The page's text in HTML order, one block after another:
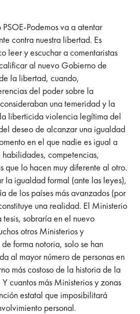
Podemos va a atentar
contra nuestra libertad. Es
leer y escuchar a comentaristas
al nuevo Gobierno de
la libertad, cuando,
del poder sobre la
una temeridad y la
liberticida violencia legítima del
deseo de alcanzar una igualdad
en el que nadie es igual a
competencias,
que lo hacen muy diferente al otro.
la igualdad formal (ante las leyes),
de los países más avanzados (por
una realidad. El Ministerio
sobraría en el nuevo
otros Ministerios y
forma notoria, solo se han
al mayor número de personas en
más costoso de la historia de la
cuantos más Ministerios y zonas
estatal que imposibilitará
personal.